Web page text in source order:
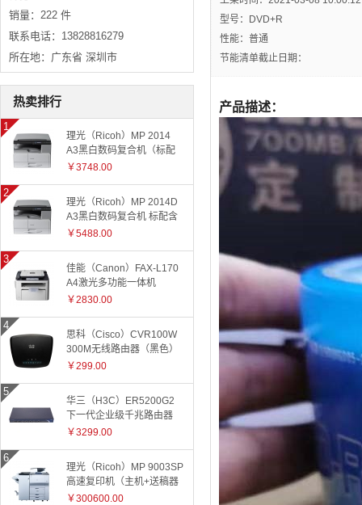
型号：DVD+R
性能：普通
节能清单截止日期：
产品描述：
销量：222 件
联系电话：13828816279
所在地：广东省 深圳市
热卖排行
理光（Ricoh）MP 2014
A3黑白数码复合机（标配
有线网络+国产工作台）
￥3748.00
理光（Ricoh）MP 2014D
A3黑白数码复合机 标配含
盖板
￥5488.00
佳能（Canon）FAX-L170
A4激光多功能一体机
￥2830.00
思科（Cisco）CVR100W
300M无线路由器（黑色）
￥299.00
华三（H3C）ER5200G2
下一代企业级千兆路由器
￥3299.00
理光（Ricoh）MP 9003SP
高速复印机（主机+送稿器
+小册子装订器）
￥300600.00